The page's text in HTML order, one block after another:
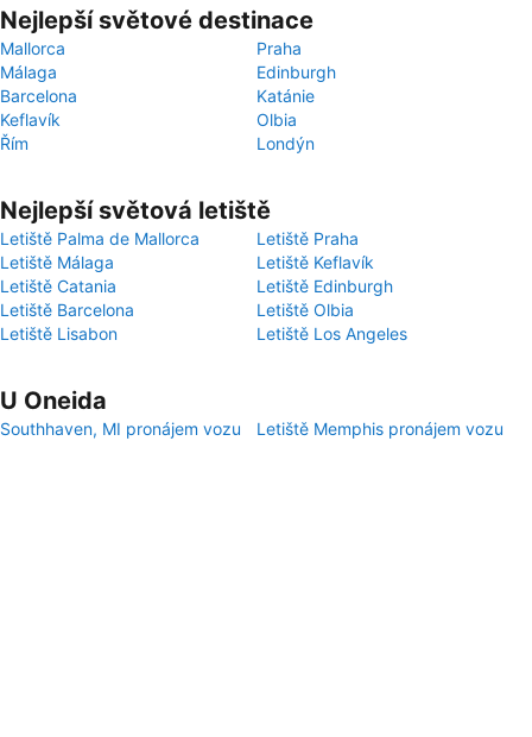
Nejlepší světové destinace
Mallorca
Praha
Málaga
Edinburgh
Barcelona
Katánie
Keflavík
Olbia
Řím
Londýn
Nejlepší světová letiště
Letiště Palma de Mallorca
Letiště Praha
Letiště Málaga
Letiště Keflavík
Letiště Catania
Letiště Edinburgh
Letiště Barcelona
Letiště Olbia
Letiště Lisabon
Letiště Los Angeles
U Oneida
Southhaven, MI pronájem vozu Letiště Memphis pronájem vozu